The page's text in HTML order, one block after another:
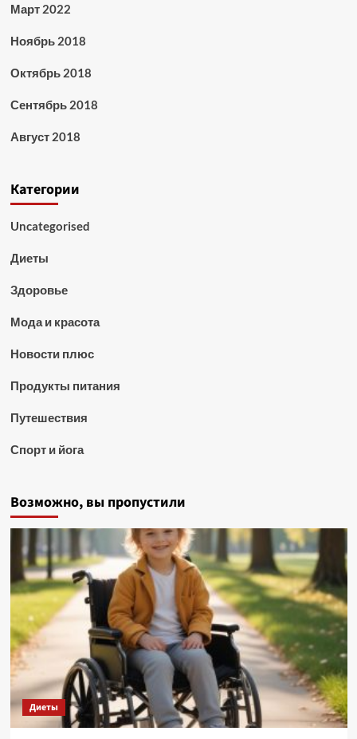
Март 2022
Ноябрь 2018
Октябрь 2018
Сентябрь 2018
Август 2018
Категории
Uncategorised
Диеты
Здоровье
Мода и красота
Новости плюс
Продукты питания
Путешествия
Спорт и йога
Возможно, вы пропустили
Диеты